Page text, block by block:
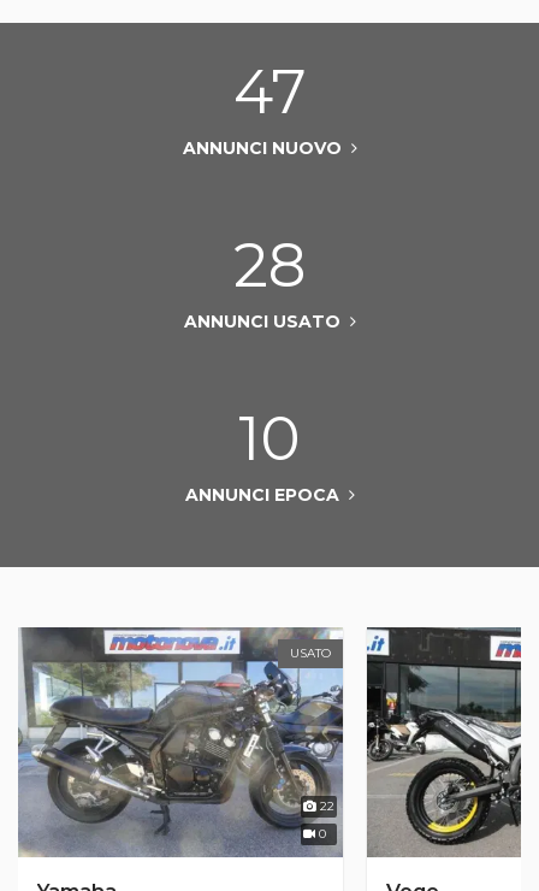
47
ANNUNCI NUOVO
28
ANNUNCI USATO
10
ANNUNCI EPOCA
USATO
22
0